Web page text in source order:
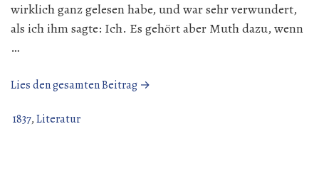
wirklich ganz gelesen habe, und war sehr verwundert,
als ich ihm sagte: Ich. Es gehört aber Muth dazu, wenn
…
Lies den gesamten Beitrag →
1837,Literatur